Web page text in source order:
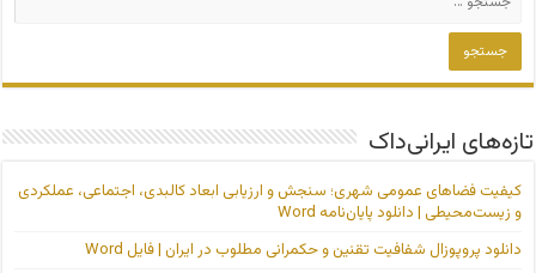
تازه‌های ایرانی‌داک
کیفیت فضاهای عمومی شهری؛ سنجش و ارزیابی ابعاد کالبدی، اجتماعی، عملکردی
و زیست‌محیطی | دانلود پایان‌نامه Word
دانلود پروپوزال شفافیت تقنین و حکمرانی مطلوب در ایران | فایل Word